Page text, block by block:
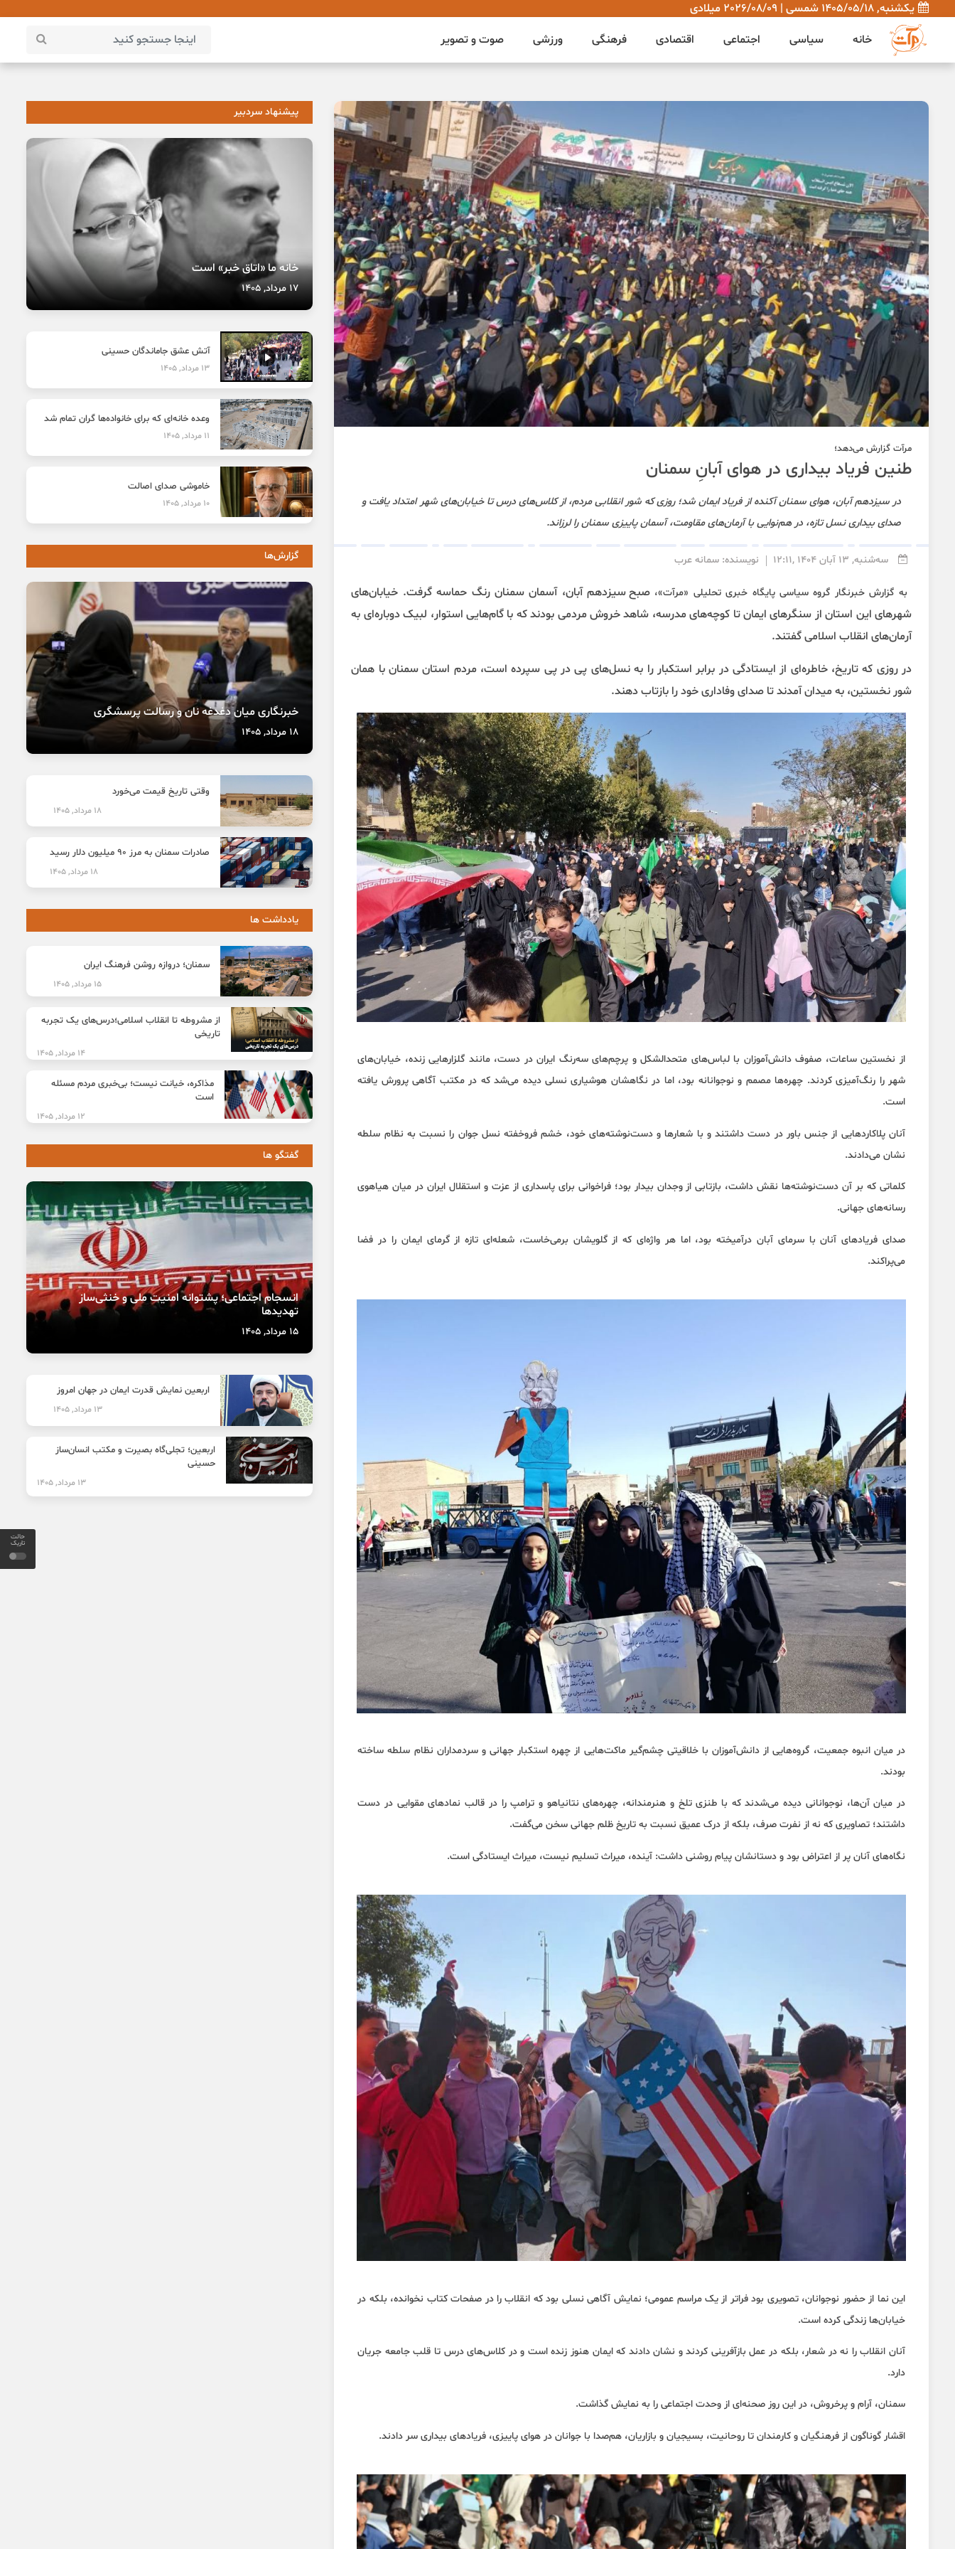
حالت
تاریک
یکشنبه, 1405/05/18 شمسی | 2026/08/09 میلادی
خانه
سیاسی اجتماعی اقتصادی فرهنگی ورزشی صوت و تصویر
مرآت گزارش می‌دهد؛
طنین فریاد بیداری در هوای آبانِ سمنان
در سیزدهم آبان، هوای سمنان آکنده از فریاد ایمان شد؛ روزی که شور انقلابی مردم، از کلاس‌های درس تا خیابان‌های شهر امتداد یافت و
صدای بیداری نسل تازه، در هم‌نوایی با آرمان‌های مقاومت، آسمان پاییزی سمنان را لرزاند.
سه‌شنبه, 13 آبان 1404 ,12:11 نویسنده: سمانه عرب
به گزارش خبرنگار گروه سیاسی پایگاه خبری تحلیلی «مرآت»، صبح سیزدهم آبان، آسمان سمنان رنگ حماسه گرفت. خیابان‌های
شهرهای این استان از سنگرهای ایمان تا کوچه‌های مدرسه، شاهد خروش مردمی بودند که با گام‌هایی استوار، لبیک دوباره‌ای به
آرمان‌های انقلاب اسلامی گفتند.
در روزی که تاریخ، خاطره‌ای از ایستادگی در برابر استکبار را به نسل‌های پی‌ در پی سپرده است، مردم استان سمنان با همان
شور نخستین، به میدان آمدند تا صدای وفاداری خود را بازتاب دهند.
از نخستین ساعات، صفوف دانش‌آموزان با لباس‌های متحدالشکل و پرچم‌های سه‌رنگ ایران در دست، مانند گلزارهایی زنده، خیابان‌های
شهر را رنگ‌آمیزی کردند. چهره‌ها مصمم و نوجوانانه بود، اما در نگاهشان هوشیاری نسلی دیده می‌شد که در مکتب آگاهی پرورش یافته
است.
آنان پلاکاردهایی از جنس باور در دست داشتند و با شعارها و دست‌نوشته‌های خود، خشم فروخفته‌ نسل جوان را نسبت به نظام سلطه
نشان می‌دادند.
کلماتی که بر آن دست‌نوشته‌ها نقش داشت، بازتابی از وجدان بیدار بود؛ فراخوانی برای پاسداری از عزت و استقلال ایران در میان هیاهوی
رسانه‌های جهانی.
صدای فریادهای آنان با سرمای آبان درآمیخته بود، اما هر واژه‌ای که از گلویشان برمی‌خاست، شعله‌ای تازه از گرمای ایمان را در فضا
می‌پراکند.
در میان انبوه جمعیت، گروه‌هایی از دانش‌آموزان با خلاقیتی چشم‌گیر ماکت‌هایی از چهره‌ استکبار جهانی و سردمداران نظام سلطه ساخته
بودند.
در میان آن‌ها، نوجوانانی دیده می‌شدند که با طنزی تلخ و هنرمندانه، چهره‌های نتانیاهو و ترامپ را در قالب نمادهای مقوایی در دست
داشتند؛ تصاویری که نه از نفرت صرف، بلکه از درک عمیق نسبت به تاریخ ظلم جهانی سخن می‌گفت.
نگاه‌های آنان پر از اعتراض بود و دستانشان پیام روشنی داشت: آینده، میراث تسلیم نیست، میراث ایستادگی است.
این نما از حضور نوجوانان، تصویری بود فراتر از یک مراسم عمومی؛ نمایش آگاهی نسلی بود که انقلاب را در صفحات کتاب نخوانده، بلکه در
خیابان‌ها زندگی کرده است.
آنان انقلاب را نه در شعار، بلکه در عمل بازآفرینی کردند و نشان دادند که ایمان هنوز زنده است و در کلاس‌های درس تا قلب جامعه جریان
دارد.
سمنان، آرام و پرخروش، در این روز صحنه‌ای از وحدت اجتماعی را به نمایش گذاشت.
اقشار گوناگون از فرهنگیان و کارمندان تا روحانیت، بسیجیان و بازاریان، هم‌صدا با جوانان در هوای پاییزی، فریادهای بیداری سر دادند.
پیشنهاد سردبیر
خانه ما «اتاق خبر» است
17 مرداد, 1405
آتش عشق جاماندگان حسینی
13 مرداد, 1405
وعده خانه‌ای که برای خانواده‌ها گران تمام شد
11 مرداد, 1405
خاموشی صدای اصالت
10 مرداد, 1405
گزارش‌ها
خبرنگاری میان دغدغه نان و رسالت پرسشگری
18 مرداد, 1405
وقتی تاریخ قیمت می‌خورد
18 مرداد, 1405
صادرات سمنان به مرز ۹۰ میلیون دلار رسید
18 مرداد, 1405
یادداشت ها
سمنان؛ دروازه روشن فرهنگ ایران
15 مرداد, 1405
از مشروطه تا انقلاب اسلامی؛درس‌های یک تجربه
تاریخی
14 مرداد, 1405
مذاکره، خیانت نیست؛ بی‌خبری مردم مسئله
است
12 مرداد, 1405
گفتگو ها
انسجام اجتماعی؛ پشتوانه امنیت ملی و خنثی‌ساز
تهدیدها
15 مرداد, 1405
اربعین نمایش قدرت ایمان در جهان امروز
13 مرداد, 1405
اربعین؛ تجلی‌گاه بصیرت و مکتب انسان‌ساز
حسینی
13 مرداد, 1405